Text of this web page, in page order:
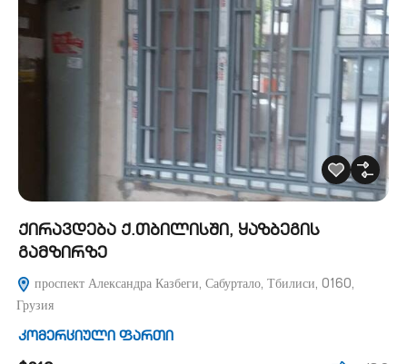
ქირავდება ქ.თბილისში, ყაზბეგის
გამზირზე
проспект Александра Казбеги, Сабуртало, Тбилиси, 0160,
Грузия
კომერციული ფართი